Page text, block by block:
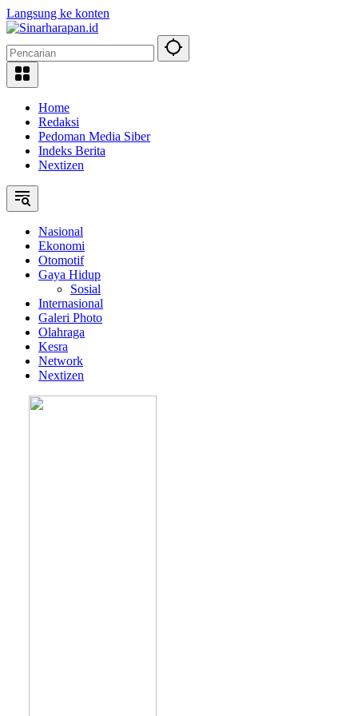
Langsung ke konten
Home
Redaksi
Pedoman Media Siber
Indeks Berita
Nextizen
Nasional
Ekonomi
Otomotif
Gaya Hidup
Sosial
Internasional
Galeri Photo
Olahraga
Kesra
Network
Nextizen